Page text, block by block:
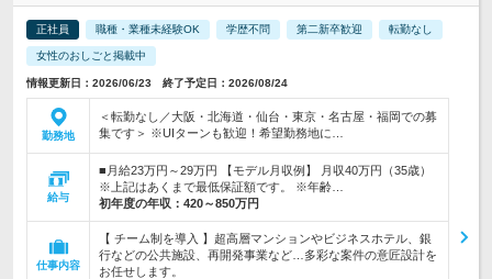
正社員 職種・業種未経験OK 学歴不問 第二新卒歓迎 転勤なし
女性のおしごと掲載中
情報更新日：2026/06/23 終了予定日：2026/08/24
勤務地
＜転勤なし／大阪・北海道・仙台・東京・名古屋・福岡での募
集です＞ ※UIターンも歓迎！希望勤務地に…
給与
■月給23万円～29万円 【モデル月収例】 月収40万円（35歳）
※上記はあくまで最低保証額です。 ※年齢…
初年度の年収： 420～850万円
仕事内容
【 チーム制を導入 】超高層マンションやビジネスホテル、銀
行などの公共施設、再開発事業など…多彩な案件の意匠設計を
お任せします。